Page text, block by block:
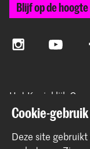
Blijf op de hoogte
InstagramYouTube
Het Koninklijk
Academie van
Hogeschool der
Cookie-gebruik
Deze site